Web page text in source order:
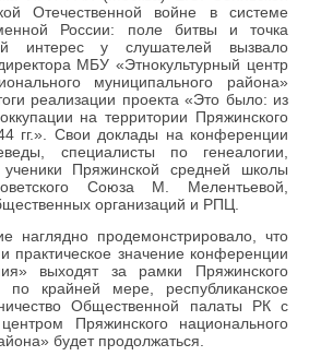
Отечественной войне в системе
России: поле битвы и точка
интерес у слушателей вызвало
МБУ «Этнокультурный центр
муниципального района»
реализации проекта «Это было: из
на территории Пряжинского
гг.» . Свои доклады на конференции
специалисты по генеалогии,
Пряжинской средней школы
Союза М. Мелентьевой,
организаций и РПЦ.
продемонстрировало, что
практическое значение конференции
выходят за рамки Пряжинского
крайней мере, республиканское
Общественной палаты РК с
Пряжинского национального
будет продолжаться.